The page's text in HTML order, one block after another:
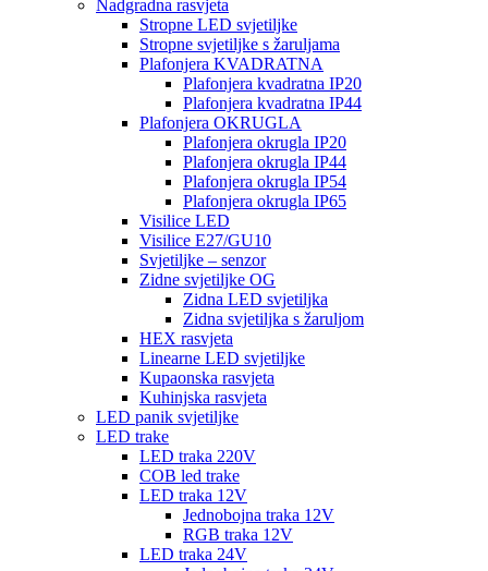
Nadgradna rasvjeta
Stropne LED svjetiljke
Stropne svjetiljke s žaruljama
Plafonjera KVADRATNA
Plafonjera kvadratna IP20
Plafonjera kvadratna IP44
Plafonjera OKRUGLA
Plafonjera okrugla IP20
Plafonjera okrugla IP44
Plafonjera okrugla IP54
Plafonjera okrugla IP65
Visilice LED
Visilice E27/GU10
Svjetiljke – senzor
Zidne svjetiljke OG
Zidna LED svjetiljka
Zidna svjetiljka s žaruljom
HEX rasvjeta
Linearne LED svjetiljke
Kupaonska rasvjeta
Kuhinjska rasvjeta
LED panik svjetiljke
LED trake
LED traka 220V
COB led trake
LED traka 12V
Jednobojna traka 12V
RGB traka 12V
LED traka 24V